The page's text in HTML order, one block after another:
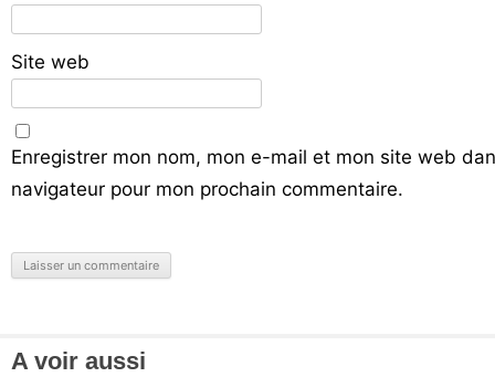
Site web
Enregistrer mon nom, mon e-mail et mon site web
navigateur pour mon prochain commentaire.
A voir aussi